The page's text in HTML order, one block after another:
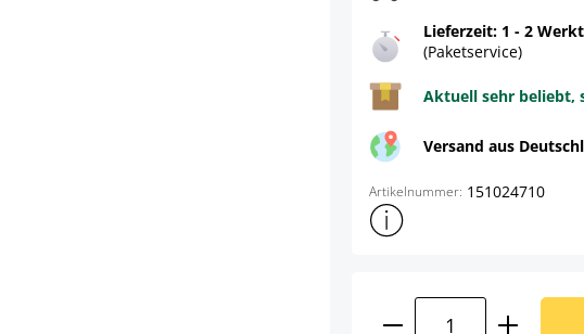
Lieferzeit: 1 - 2
(Paketservice)
Aktuell sehr beliebt,
Versand aus
Artikelnummer: 151024710
Weitere
Produkt Anzahl: